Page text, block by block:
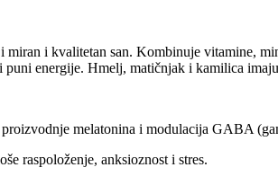
i kvalitetan san. Kombinuje vitamine,
energije. Hmelj, matičnjak i kamilica
melatonina i modulacija GABA
raspoloženje, anksioznost i stres.